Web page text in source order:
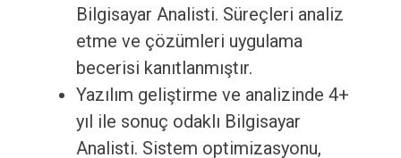
Bilgisayar Analisti. Süreçleri analiz
etme ve çözümleri uygulama
becerisi kanıtlanmıştır.
Yazılım geliştirme ve analizinde 4+
yıl ile sonuç odaklı Bilgisayar
Analisti. Sistem optimizasyonu,